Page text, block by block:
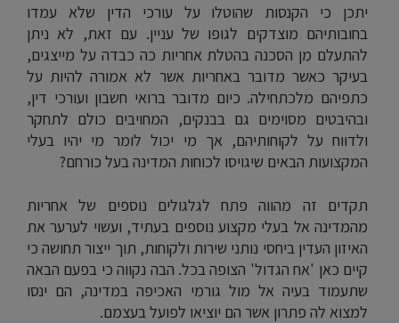
יתכן כי הקנסות שהוטלו על עורכי הדין שלא עמדו
בחובותיהם מוצדקים לגופו של עניין. עם זאת, לא ניתן
להתעלם מן הסכנה בהטלת אחריות כה כבדה על מייצגים,
בעיקר כאשר מדובר באחריות אשר לא אמורה להיות על
כתפיהם מלכתחילה. כיום מדובר ברואי חשבון ועורכי דין,
ובהיבטים מסוימים גם בבנקים, המחויבים כולם לתחקר
ולדווח על לקוחותיהם, אך מי יכול לומר מי יהיו בעלי
המקצועות הבאים שיגויסו לכוחות המדינה בעל כורחם?
תקדים זה מהווה פתח לגלגולים נוספים של אחריות
מהמדינה אל בעלי מקצוע נוספים בעתיד, ועשוי לערער את
האיזון העדין ביחסי נותני שירות ולקוחות, תוך ייצור תחושה כי
קיים כאן 'אח הגדול' הצופה בכל. הבה נקווה כי בפעם הבאה
שתעמוד בעיה אל מול גורמי האכיפה במדינה, הם ינסו
למצוא לה פתרון אשר הם יוציאו לפועל בעצמם.